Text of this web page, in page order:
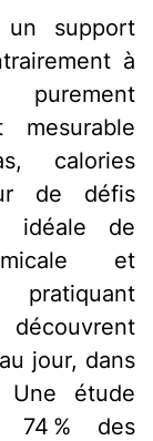
support
à
calories
de défis
idéale de
et
découvrent
jour, dans
Une étude
74 % des